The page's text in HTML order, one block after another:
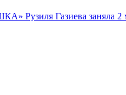
Рузиля Газиева заняла 2